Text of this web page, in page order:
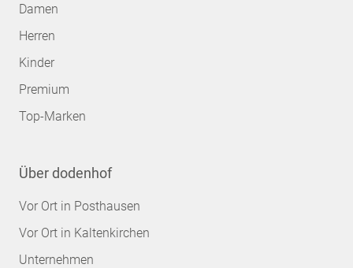
Damen
Herren
Kinder
Premium
Top-Marken
Über dodenhof
Vor Ort in Posthausen
Vor Ort in Kaltenkirchen
Unternehmen